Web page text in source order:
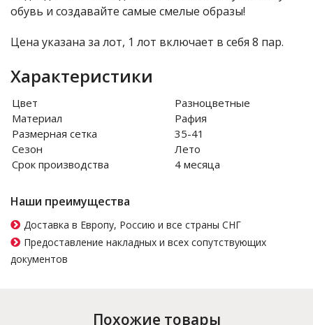
обувь и создавайте самые смелые образы!
Цена указана за лот, 1 лот включает в себя 8 пар.
Характеристики
Цвет
Разноцветные
Материал
Рафия
Размерная сетка
35-41
Сезон
Лето
Срок производства
4 месяца
Наши преимущества
Доставка в Европу, Россию и все страны СНГ
Предоставление накладных и всех сопутствующих
документов
Похожие товары